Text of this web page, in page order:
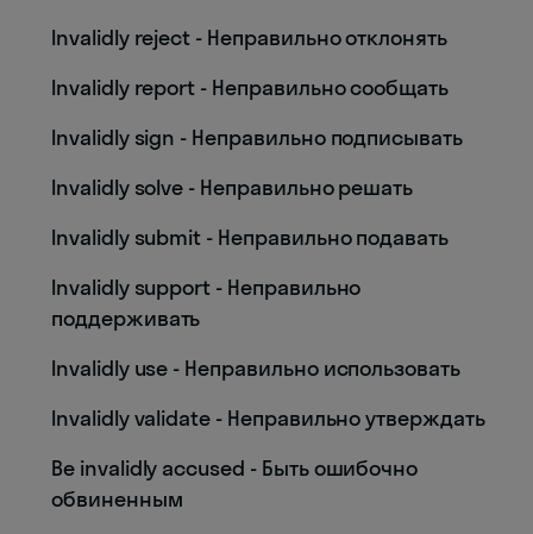
Invalidly reject - Неправильно отклонять
Invalidly report - Неправильно сообщать
Invalidly sign - Неправильно подписывать
Invalidly solve - Неправильно решать
Invalidly submit - Неправильно подавать
Invalidly support - Неправильно
поддерживать
Invalidly use - Неправильно использовать
Invalidly validate - Неправильно утверждать
Be invalidly accused - Быть ошибочно
обвиненным